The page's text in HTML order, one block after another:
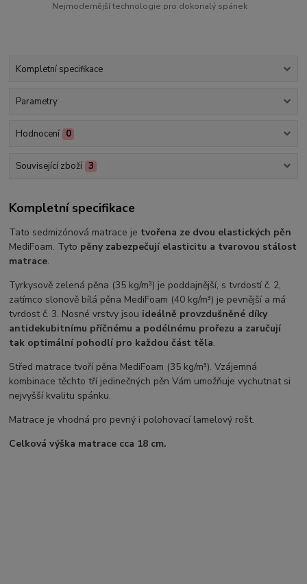
Nejmodernější technologie pro dokonalý spánek
Kompletní specifikace
Parametry
Hodnocení 0
Související zboží 3
Kompletní specifikace
Tato sedmizónová matrace je tvořena ze dvou elastických pěn
MediFoam. Tyto pěny zabezpečují elasticitu a tvarovou stálost
matrace.
Tyrkysově zelená pěna (35 kg/m³) je poddajnější, s tvrdostí č. 2,
zatímco slonově bílá pěna MediFoam (40 kg/m³) je pevnější a má
tvrdost č. 3. Nosné vrstvy jsou ideálně provzdušněné díky
antidekubitnímu příčnému a podélnému prořezu a zaručují
tak optimální pohodlí pro každou část těla.
Střed matrace tvoří pěna MediFoam (35 kg/m³). Vzájemná
kombinace těchto tří jedinečných pěn Vám umožňuje vychutnat si
nejvyšší kvalitu spánku.
Matrace je vhodná pro pevný i polohovací lamelový rošt.
Celková výška matrace cca 18 cm.